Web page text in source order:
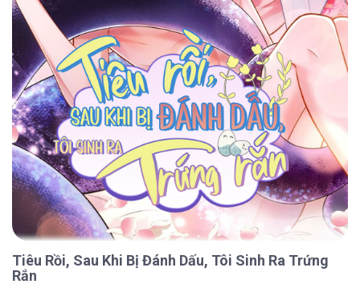
Tiêu Rồi, Sau Khi Bị Đánh Dấu, Tôi Sinh Ra Trứng
Rắn